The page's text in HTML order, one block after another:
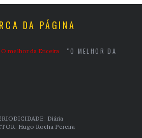
DA PÁGINA
"O MELHOR DA
Diária
Hugo Rocha Pereira